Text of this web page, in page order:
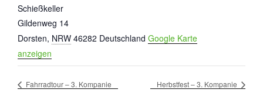
Schießkeller
Gildenweg 14
Dorsten, NRW 46282 Deutschland Google Karte
anzeigen
Fahrradtour – 3. Kompanie Herbstfest – 3. Kompanie